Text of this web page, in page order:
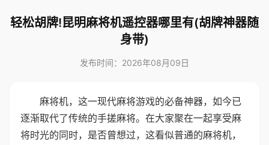
轻松胡牌!昆明麻将机遥控器哪里有(胡牌神器随
身带)
发布时间：2026年08月09日
麻将机，这一现代麻将游戏的必备神器，如今已
逐渐取代了传统的手搓麻将。在大家聚在一起享受麻
将时光的同时，是否曾想过，这看似普通的麻将机，